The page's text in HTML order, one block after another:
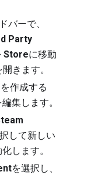
バーで、
Party
Storeに移動
きます。
作成する
集します。
して新しい
します。
を選択し、